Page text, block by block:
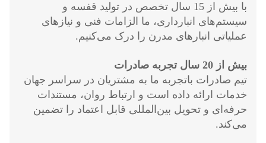
با بیش از 15 سال تخصص در تولید قفسه و
سیستم‌های انبارداری، ما الزامات فنی و نیازهای
عملیاتی انبارهای مدرن را درک می‌کنیم.
بیش از 20 سال تجربه صادرات
تیم صادرات باتجربه ما به مشتریان در سراسر جهان
خدمات ارائه داده است و ارتباط روان، مستندات
حرفه‌ای و تحویل بین‌المللی قابل اعتماد را تضمین
می‌کند.